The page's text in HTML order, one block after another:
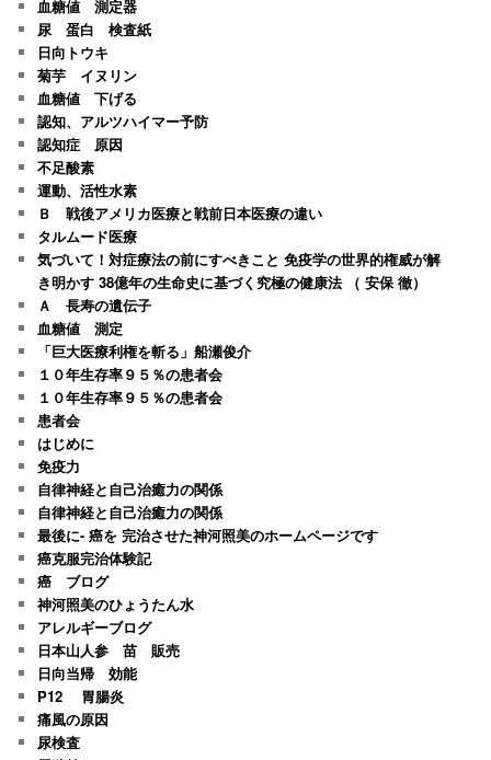
血糖値 測定器
尿 蛋白 検査紙
日向トウキ
菊芋 イヌリン
血糖値 下げる
認知、アルツハイマー予防
認知症 原因
不足酸素
運動、活性水素
Ｂ 戦後アメリカ医療と戦前日本医療の違い
タルムード医療
気づいて！対症療法の前にすべきこと 免疫学の世界的権威が解
き明かす 38億年の生命史に基づく究極の健康法 （ 安保 徹）
Ａ 長寿の遺伝子
血糖値 測定
「巨大医療利権を斬る」船瀬俊介
１０年生存率９５％の患者会
１０年生存率９５％の患者会
患者会
はじめに
免疫力
自律神経と自己治癒力の関係
自律神経と自己治癒力の関係
最後に- 癌を 完治させた神河照美のホームページです
癌克服完治体験記
癌 ブログ
神河照美のひょうたん水
アレルギーブログ
日本山人参 苗 販売
日向当帰 効能
P12 胃腸炎
痛風の原因
尿検査